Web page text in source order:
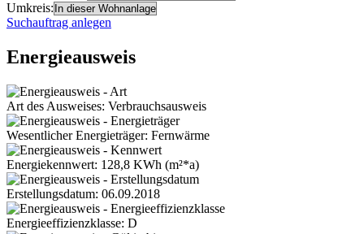
Umkreis:
Suchauftrag anlegen
Energieausweis
Art des Ausweises: Verbrauchsausweis
Wesentlicher Energieträger: Fernwärme
Energiekennwert: 128,8 KWh (m²*a)
Erstellungsdatum: 06.09.2018
Energieeffizienzklasse: D